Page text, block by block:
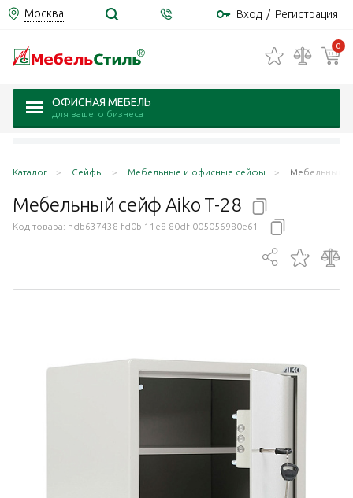
Москва Вход / Регистрация
0
ОФИСНАЯ МЕБЕЛЬ
для вашего бизнеса
Каталог Сейфы Мебельные и офисные сейфы Мебельный
Мебельный сейф Aiko Т-28
Код товара: ndb637438-fd0b-11e8-80df-005056980e61